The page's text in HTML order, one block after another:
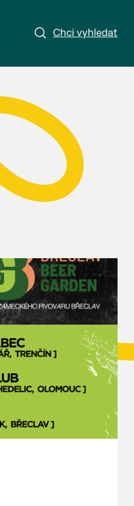
Chci vyhledat